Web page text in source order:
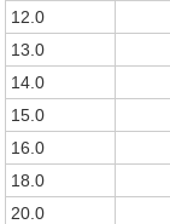
12.0
13.0
14.0
15.0
16.0
18.0
20.0